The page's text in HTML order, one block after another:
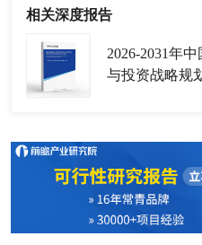
相关深度报告
2026-2031年中
与投资战略规